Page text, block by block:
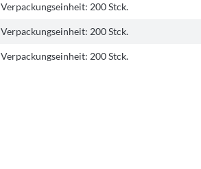
Verpackungseinheit: 200 Stck.
Verpackungseinheit: 200 Stck.
Verpackungseinheit: 200 Stck.